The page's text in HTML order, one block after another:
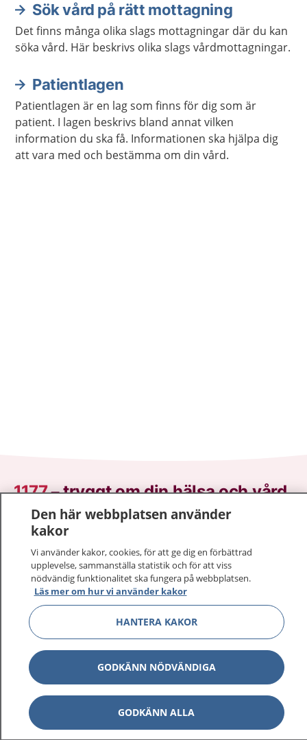
Sök vård på rätt mottagning
Det finns många olika slags mottagningar där du kan
söka vård. Här beskrivs olika slags vårdmottagningar.
Patientlagen
Patientlagen är en lag som finns för dig som är
patient. I lagen beskrivs bland annat vilken
information du ska få. Informationen ska hjälpa dig
att vara med och bestämma om din vård.
1177–tryggt om din hälsa och vård
På 1177.se får du råd om hälsa och information om
sjukdomar och vilka mottagningar du kan kontakta.
Logga in för att läsa din journal och göra dina
vårdärenden. Ring telefonnummer 1177 för
sjukvårdsrådgivning dygnet runt.
1177 ger dig råd när du vill må bättre.
1177 på flera språk Visa
Visa
Den här webbplatsen använder
kakor
Vi använder kakor, cookies, för att ge dig en förbättrad
upplevelse, sammanställa statistik och för att viss
nödvändig funktionalitet ska fungera på webbplatsen.
Läs mer om hur vi använder kakor
HANTERA KAKOR
GODKÄNN NÖDVÄNDIGA
GODKÄNN ALLA